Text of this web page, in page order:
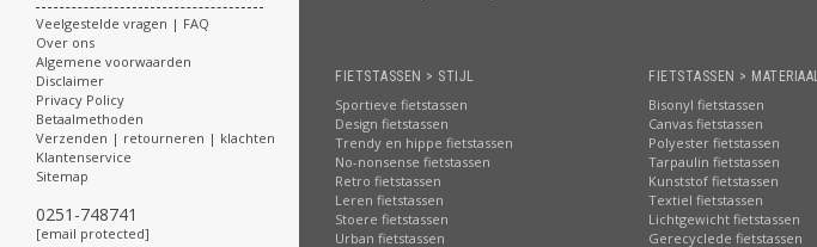
Veelgestelde vragen | FAQ
Over ons
Algemene voorwaarden
Disclaimer
Privacy Policy
Betaalmethoden
Verzenden | retourneren | klachten
Klantenservice
Sitemap
0251-748741
[email protected]
FIETSTASSEN > STIJL
Sportieve fietstassen
Design fietstassen
Trendy en hippe fietstassen
No-nonsense fietstassen
Retro fietstassen
Leren fietstassen
Stoere fietstassen
Urban fietstassen
FIETSTASSEN > MATERIAAL
Bisonyl fietstassen
Canvas fietstassen
Polyester fietstassen
Tarpaulin fietstassen
Kunststof fietstassen
Textiel fietstassen
Lichtgewicht fietstassen
Gerecyclede fietstassen